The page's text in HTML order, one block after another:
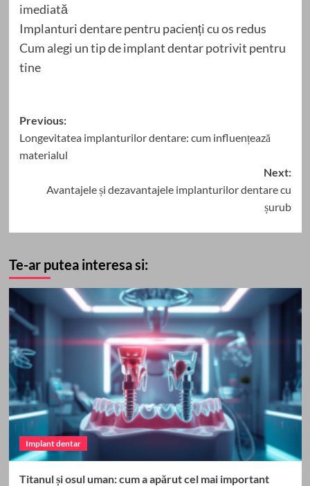
imediată
Implanturi dentare pentru pacienți cu os redus
Cum alegi un tip de implant dentar potrivit pentru
tine
Post
navigation
Previous:
Longevitatea implanturilor dentare: cum influențează
materialul
Next:
Avantajele și dezavantajele implanturilor dentare cu
șurub
Te-ar putea interesa si:
Implant dentar
Titanul și osul uman: cum a apărut cel mai important